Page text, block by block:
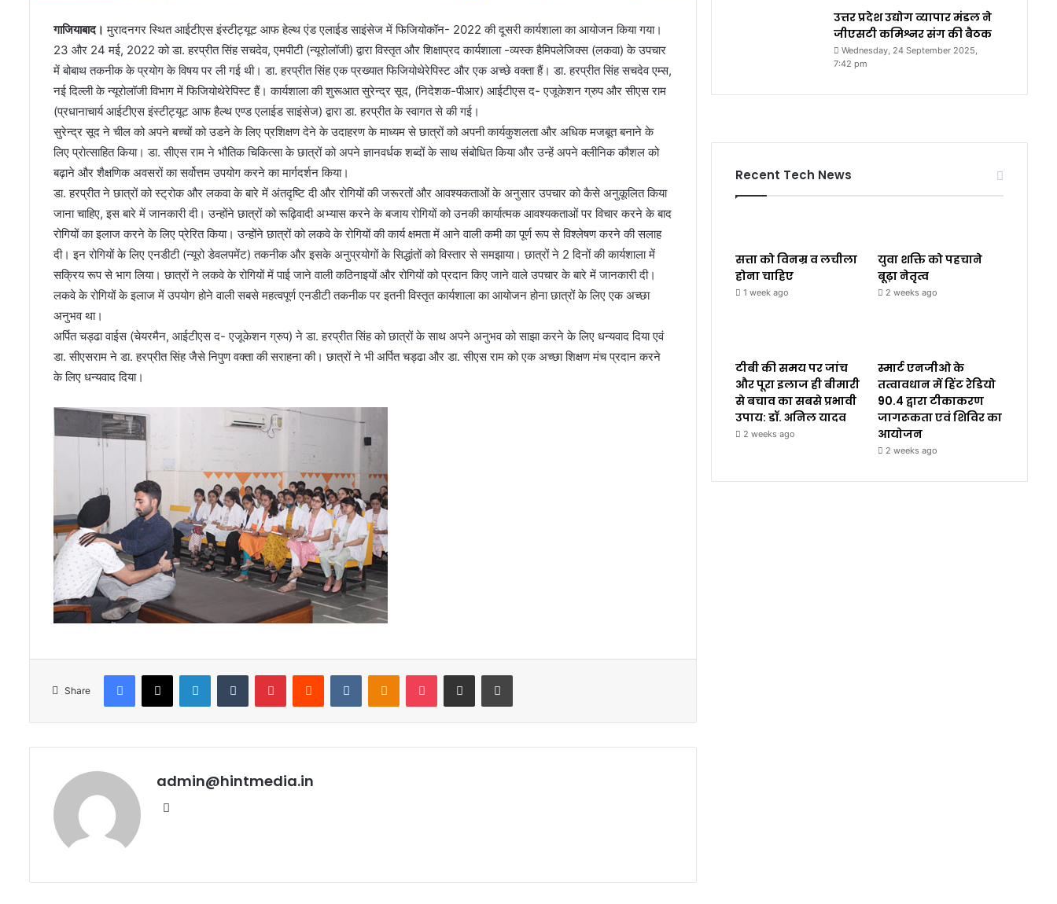
गाजियाबाद।मुरादनगर स्थित आईटीएस इंस्टीट्यूट आफ हेल्थ एंड एलाईड साइंसेज में फिजियोकॉन- 2022 की दूसरी कार्यशाला का आयोजन किया गया।
23 और 24 मई, 2022 को डा. हरप्रीत सिंह सचदेव, एमपीटी (न्यूरोलॉजी) द्वारा विस्तृत और शिक्षाप्रद कार्यशाला -व्यस्क हैमिपलेजिक्स (लकवा) के उपचार
में बोबाथ तकनीक के प्रयोग के विषय पर ली गई थी। डा. हरप्रीत सिंह एक प्रख्यात फिजियोथेरेपिस्ट और एक अच्छे वक्ता हैं। डा. हरप्रीत सिंह सचदेव एम्स,
नई दिल्ली के न्यूरोलॉजी विभाग में फिजियोथेरेपिस्ट हैं। कार्यशाला की शुरूआत सुरेन्द्र सूद, (निदेशक-पीआर) आईटीएस द- एजूकेशन ग्रुप और सीएस राम
(प्रधानाचार्य आईटीएस इंस्टीट्यूट आफ हैल्थ एण्ड एलाईड साइंसेज) द्वारा डा. हरप्रीत के स्वागत से की गई।
सुरेन्द्र सूद ने चील को अपने बच्चों को उडने के लिए प्रशिक्षण देने के उदाहरण के माध्यम से छात्रों को अपनी कार्यकुशलता और अधिक मजबूत बनाने के
लिए प्रोत्साहित किया। डा. सीएस राम ने भौतिक चिकित्सा के छात्रों को अपने ज्ञानवर्धक शब्दों के साथ संबोधित किया और उन्हें अपने क्लीनिक कौशल को
बढ़ाने और शैक्षणिक अवसरों का सर्वोत्तम उपयोग करने का मार्गदर्शन किया।
डा. हरप्रीत ने छात्रों को स्ट्रोक और लकवा के बारे में अंतदृष्टि दी और रोगियों की जरूरतों और आवश्यकताओं के अनुसार उपचार को कैसे अनुकूलित किया
जाना चाहिए, इस बारे में जानकारी दी। उन्होंने छात्रों को रूढ़िवादी अभ्यास करने के बजाय रोगियों को उनकी कार्यात्मक आवश्यकताओं पर विचार करने के बाद
रोगियों का इलाज करने के लिए प्रेरित किया। उन्होंने छात्रों को लकवे के रोगियों की कार्य क्षमता में आने वाली कमी का पूर्ण रूप से विश्लेषण करने की सलाह
दी। इन रोगियों के लिए एनडीटी (न्यूरो डेवलपमेंट) तकनीक और इसके अनुप्रयोगों के सिद्धांतों को विस्तार से समझाया। छात्रों ने 2 दिनों की कार्यशाला में
सक्रिय रूप से भाग लिया। छात्रों ने लकवे के रोगियों में पाई जाने वाली कठिनाइयों और रोगियों को प्रदान किए जाने वाले उपचार के बारे में जानकारी दी।
लकवे के रोगियों के इलाज में उपयोग होने वाली सबसे महत्वपूर्ण एनडीटी तकनीक पर इतनी विस्तृत कार्यशाला का आयोजन होना छात्रों के लिए एक अच्छा
अनुभव था।
अर्पित चड्ढा वाईस (चेयरमैन, आईटीएस द- एजूकेशन ग्रुप) ने डा. हरप्रीत सिंह को छात्रों के साथ अपने अनुभव को साझा करने के लिए धन्यवाद दिया एवं
डा. सीएसराम ने डा. हरप्रीत सिंह जैसे निपुण वक्ता की सराहना की। छात्रों ने भी अर्पित चड्ढा और डा. सीएस राम को एक अच्छा शिक्षण मंच प्रदान करने
के लिए धन्यवाद दिया।
Share
Facebook
X LinkedInTumblr PinterestReddit VKontakteOdnoklassniki
Pocket Share via Email Print
admin@hintmedia.in
उत्तर प्रदेश उद्योग व्यापार मंडल ने
जीएसटी कमिश्नर संग की बैठक
Wednesday, 24 September 2025,
7:42 pm
Recent Tech News
सत्ता को विनम्र व लचीला
होना चाहिए
1 week ago
युवा शक्ति को पहचाने
बूढ़ा नेतृत्व
2 weeks ago
टीबी की समय पर जांच
और पूरा इलाज ही बीमारी
से बचाव का सबसे प्रभावी
उपाय: डॉ. अनिल यादव
2 weeks ago
स्मार्ट एनजीओ के
तत्वावधान में हिंट रेडियो
90.4 द्वारा टीकाकरण
जागरूकता एवं शिविर का
आयोजन
2 weeks ago